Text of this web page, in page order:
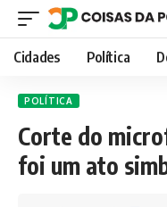
Cidades Política
POLÍTICA
Corte do
foi um ato